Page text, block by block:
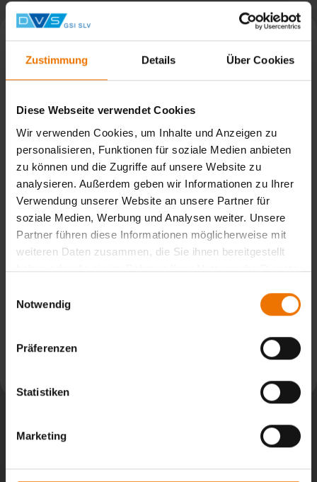
Zustimmung Details Über Cookies
Diese Webseite verwendet Cookies
Wir verwenden Cookies, um Inhalte und Anzeigen zu
personalisieren, Funktionen für soziale Medien anbieten
zu können und die Zugriffe auf unsere Website zu
analysieren. Außerdem geben wir Informationen zu Ihrer
Verwendung unserer Website an unsere Partner für
soziale Medien, Werbung und Analysen weiter. Unsere
Partner führen diese Informationen möglicherweise mit
weiteren Daten zusammen, die Sie ihnen bereitgestellt
haben oder die sie im Rahmen Ihrer Nutzung der Dienste
Notwendig
Präferenzen
Statistiken
Marketing
IdeenExpo 2026 – Wir waren dabei!